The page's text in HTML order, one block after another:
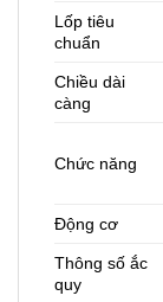
Lốp tiêu
chuẩn
Chiều dài
càng
Chức năng
Động cơ
Thông số ắc
quy